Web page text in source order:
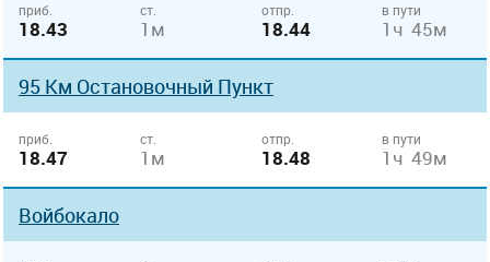
приб.
18.43
ст.
1м
отпр.
18.44
в пути
1ч 45м
95 Км Остановочный Пункт
приб.
18.47
ст.
1м
отпр.
18.48
в пути
1ч 49м
Войбокало